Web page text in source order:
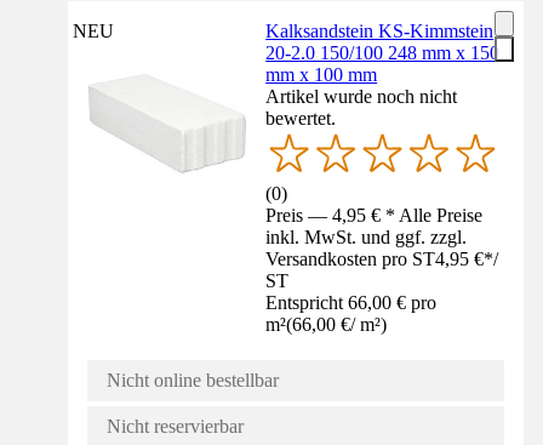
NEU
Kalksandstein KS-Kimmstein
20-2.0 150/100 248 mm x 150
mm x 100 mm
Artikel wurde noch nicht
bewertet.
(0)
Preis — 4,95 € * Alle Preise
inkl. MwSt. und ggf. zzgl.
Versandkosten pro ST4,95 €*/
ST
Entspricht 66,00 € pro
m²(66,00 €/ m²)
Nicht online bestellbar
Nicht reservierbar